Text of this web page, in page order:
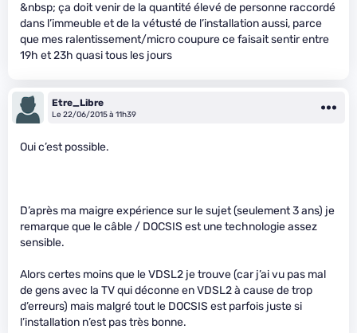
&nbsp; ça doit venir de la quantité élevé de personne raccordé
dans l’immeuble et de la vétusté de l’installation aussi, parce
que mes ralentissement/micro coupure ce faisait sentir entre
19h et 23h quasi tous les jours
Etre_Libre
Le 22/06/2015 à 11h39
Oui c’est possible.
D’après ma maigre expérience sur le sujet (seulement 3 ans) je
remarque que le câble / DOCSIS est une technologie assez
sensible.
Alors certes moins que le VDSL2 je trouve (car j’ai vu pas mal
de gens avec la TV qui déconne en VDSL2 à cause de trop
d’erreurs) mais malgré tout le DOCSIS est parfois juste si
l’installation n’est pas très bonne.